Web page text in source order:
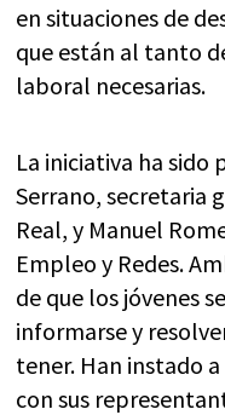
en situaciones de
que están al tanto
laboral necesarias.
La iniciativa ha sido
Serrano, secretaria
Real, y Manuel
Empleo y Redes.
de que los jóvenes
informarse y
tener. Han instado
con sus